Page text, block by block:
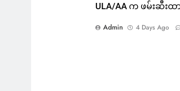
ULA/AA က ဖမ်းဆီ
Admin 4 Days Ago